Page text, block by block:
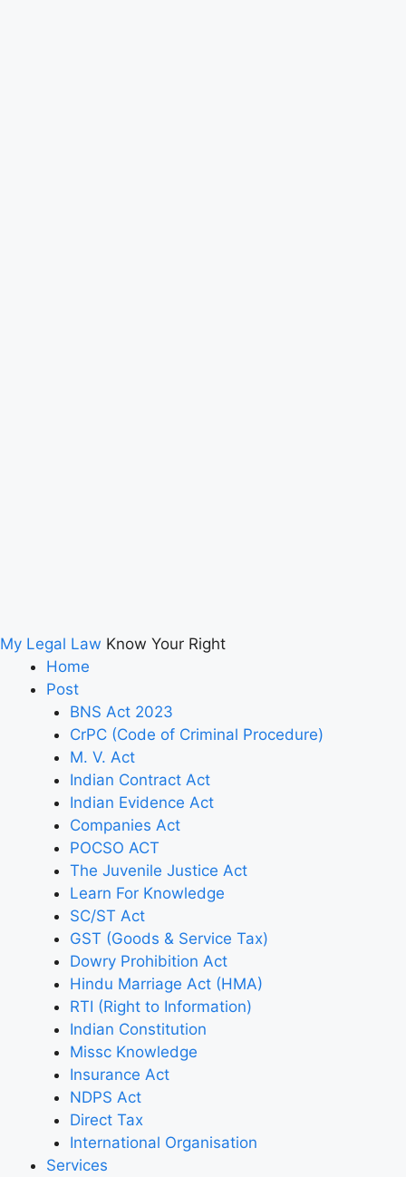
My Legal Law Know Your Right
Home
Post
BNS Act 2023
CrPC (Code of Criminal Procedure)
M. V. Act
Indian Contract Act
Indian Evidence Act
Companies Act
POCSO ACT
The Juvenile Justice Act
Learn For Knowledge
SC/ST Act
GST (Goods & Service Tax)
Dowry Prohibition Act
Hindu Marriage Act (HMA)
RTI (Right to Information)
Indian Constitution
Missc Knowledge
Insurance Act
NDPS Act
Direct Tax
International Organisation
Services